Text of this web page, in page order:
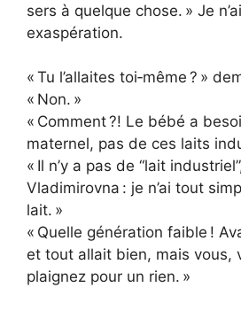
sers à quelque chose. » Je
exaspération.
« Tu l’allaites toi‑même ? »
« Non. »
« Comment ?! Le bébé a
maternel, pas de ces laits
« Il n’y a pas de “lait
Vladimirovna : je n’ai tout
lait. »
« Quelle génération faible !
et tout allait bien, mais vous,
plaignez pour un rien. »